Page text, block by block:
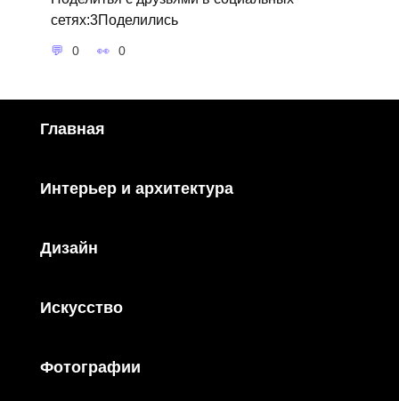
сетях:3Поделились
0 0
Главная
Интерьер и архитектура
Дизайн
Искусство
Фотографии